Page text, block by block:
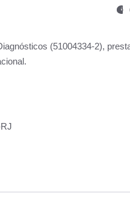
(51004334-2),